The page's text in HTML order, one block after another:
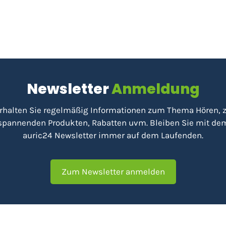
NewsletterAnmeldung
Sie regelmäßig Informationen zum Thema Hören,
Produkten, Rabatten uvm. Bleiben Sie mit
auric24 Newsletter immer auf dem Laufenden.
Zum Newsletter anmelden